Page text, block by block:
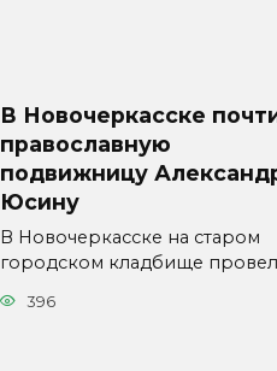
В Новочеркасске
православную
подвижницу
Юсину
В Новочеркасске на старом
городском кладбище
396